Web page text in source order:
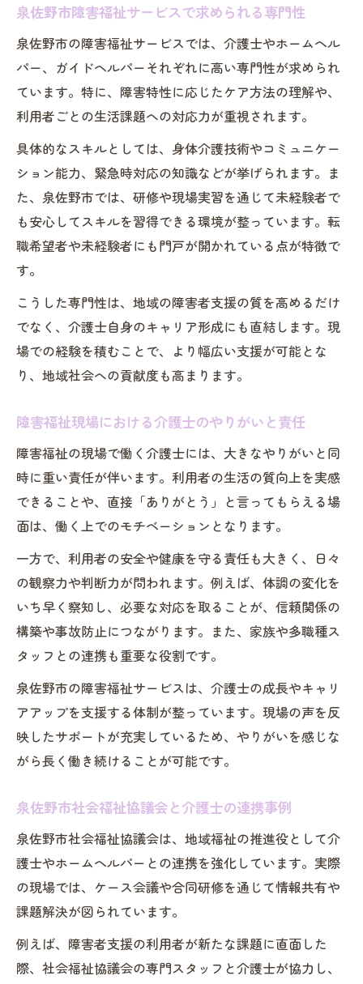
泉佐野市障害福祉サービスで求められる専門性
泉佐野市の障害福祉サービスでは、介護士やホームヘル
パー、ガイドヘルパーそれぞれに高い専門性が求められ
ています。特に、障害特性に応じたケア方法の理解や、
利用者ごとの生活課題への対応力が重視されます。
具体的なスキルとしては、身体介護技術やコミュニケー
ション能力、緊急時対応の知識などが挙げられます。ま
た、泉佐野市では、研修や現場実習を通じて未経験者で
も安心してスキルを習得できる環境が整っています。転
職希望者や未経験者にも門戸が開かれている点が特徴で
す。
こうした専門性は、地域の障害者支援の質を高めるだけ
でなく、介護士自身のキャリア形成にも直結します。現
場での経験を積むことで、より幅広い支援が可能とな
り、地域社会への貢献度も高まります。
障害福祉現場における介護士のやりがいと責任
障害福祉の現場で働く介護士には、大きなやりがいと同
時に重い責任が伴います。利用者の生活の質向上を実感
できることや、直接「ありがとう」と言ってもらえる場
面は、働く上でのモチベーションとなります。
一方で、利用者の安全や健康を守る責任も大きく、日々
の観察力や判断力が問われます。例えば、体調の変化を
いち早く察知し、必要な対応を取ることが、信頼関係の
構築や事故防止につながります。また、家族や多職種ス
タッフとの連携も重要な役割です。
泉佐野市の障害福祉サービスは、介護士の成長やキャリ
アアップを支援する体制が整っています。現場の声を反
映したサポートが充実しているため、やりがいを感じな
がら長く働き続けることが可能です。
泉佐野市社会福祉協議会と介護士の連携事例
泉佐野市社会福祉協議会は、地域福祉の推進役として介
護士やホームヘルパーとの連携を強化しています。実際
の現場では、ケース会議や合同研修を通じて情報共有や
課題解決が図られています。
例えば、障害者支援の利用者が新たな課題に直面した
際、社会福祉協議会の専門スタッフと介護士が協力し、